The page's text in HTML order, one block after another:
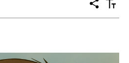
공
유
텍
스